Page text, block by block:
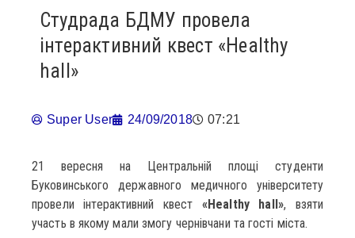
Студрада БДМУ провела
інтерактивний квест «Healthy
hall»
Super User 24/09/2018 07:21
21 вересня на Центральній площі студенти
Буковинського державного медичного університету
провели інтерактивний квест«Healthy hall», взяти
участь в якому мали змогу чернівчани та гості міста.